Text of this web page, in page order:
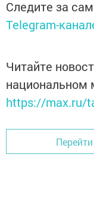
Следите за
Telegram-
Читайте
национальном
https://max.ru/